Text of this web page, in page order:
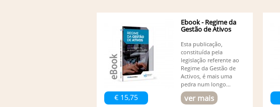
€ 15,75
Ebook - Regime da
Gestão de Ativos
Esta publicação,
constituída pela
legislação referente ao
Regime da Gestão de
Activos, é mais uma
pedra num longo...
ver mais